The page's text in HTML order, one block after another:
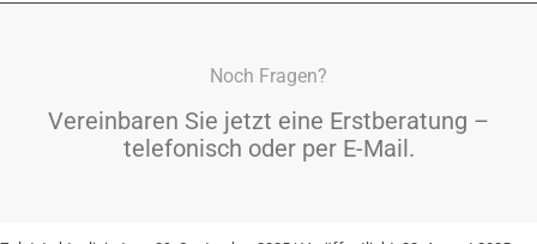
Noch Fragen?
Vereinbaren Sie jetzt eine Erstberatung –
telefonisch oder per E-Mail.